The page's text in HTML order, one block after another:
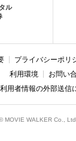
ル
プライバシーポリ
利用環境
お問い
利用者情報の外部送信
MOVIE WALKER Co.,